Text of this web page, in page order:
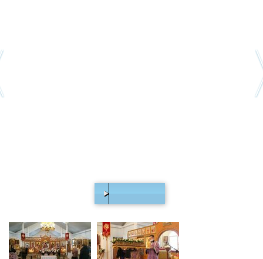
00:00/24:55